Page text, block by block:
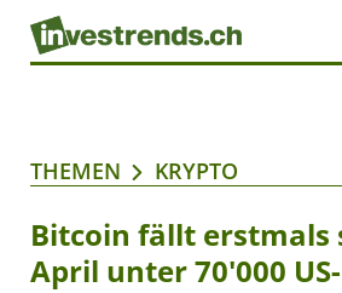
THEMEN KRYPTO
Bitcoin fällt erstmals
April unter 70'000